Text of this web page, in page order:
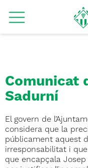
Comunicat
Sadurní
El govern de
considera que la
públicament aquest
irresponsabilitat i
que encapçala